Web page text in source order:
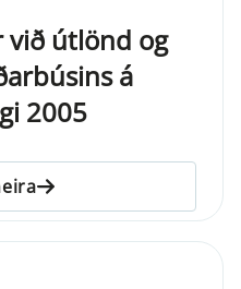
við útlönd og
á
2005